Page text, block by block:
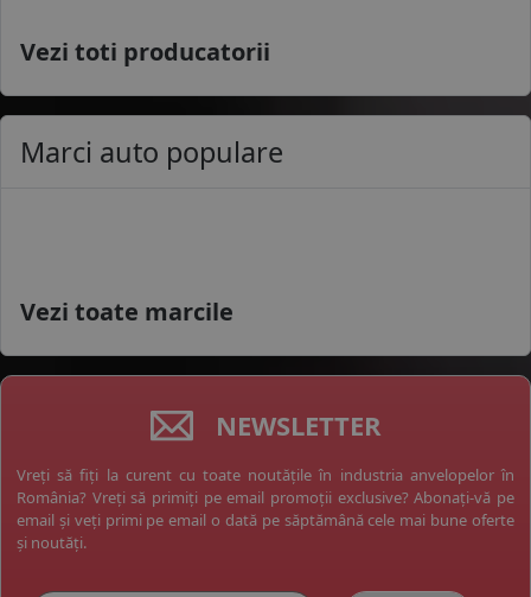
Vezi toti producatorii
Marci auto populare
Vezi toate marcile
NEWSLETTER
Vreți să fiți la curent cu toate noutățile în industria anvelopelor în
România? Vreți să primiți pe email promoții exclusive? Abonați-vă pe
email și veți primi pe email o dată pe săptămână cele mai bune oferte
și noutăți.